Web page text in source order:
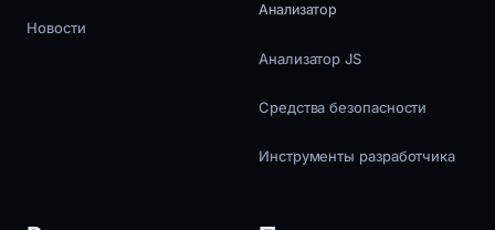
Новости
Анализатор
Анализатор JS
Средства безопасности
Инструменты разработчика